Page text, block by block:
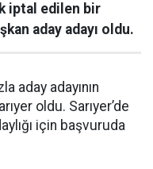
iptal edilen bir
aday adayı oldu.
aday adayının
oldu. Sarıyer’de
için başvuruda